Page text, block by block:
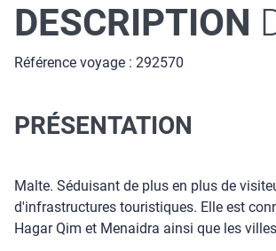
DESCRIPTION
Référence voyage : 292570
PRÉSENTATION
Malte. Séduisant de plus en plus de
d'infrastructures touristiques. Elle est
Hagar Qim et Menaidra ainsi que les